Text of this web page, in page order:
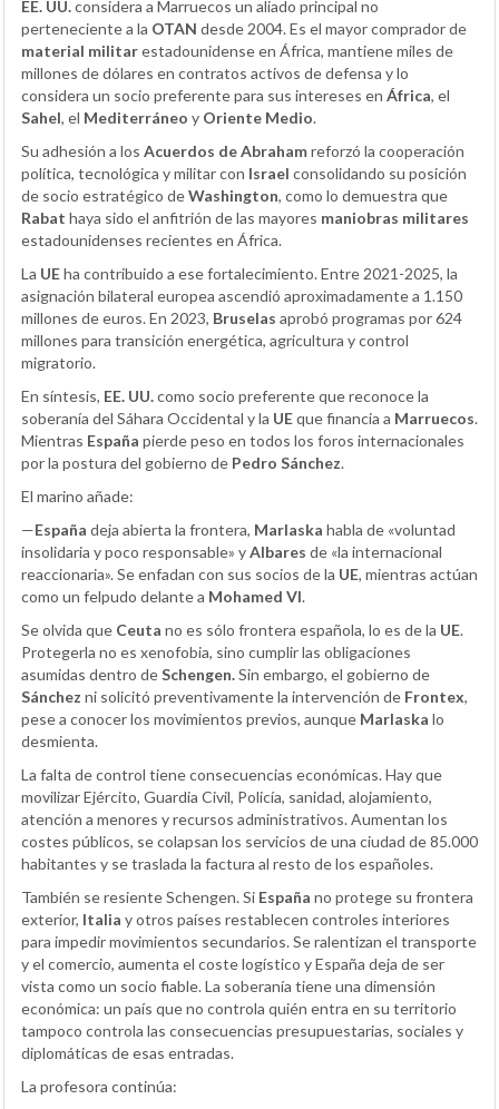
EE. UU.considera a Marruecos un aliado principal no
perteneciente a la OTAN desde 2004. Es el mayor comprador de
material militarestadounidense en África, mantiene miles de
millones de dólares en contratos activos de defensa y lo
considera un socio preferente para sus intereses en África, el
Sahel, el Mediterráneo y Oriente Medio.
Su adhesión a los Acuerdos de Abrahamreforzó la cooperación
política, tecnológica y militar con Israel consolidando su posición
de socio estratégico deWashington, como lo demuestra que
Rabat haya sido el anfitrión de las mayores maniobras militares
estadounidenses recientes en África.
La UEha contribuido a ese fortalecimiento. Entre 2021-2025, la
asignación bilateral europea ascendió aproximadamente a 1.150
millones de euros. En 2023, Bruselas aprobó programas por 624
millones para transición energética, agricultura y control
migratorio.
En síntesis, EE. UU.como socio preferente que reconoce la
soberanía del Sáhara Occidental y la UEque financia a Marruecos.
Mientras España pierde peso en todos los foros internacionales
por la postura del gobierno de Pedro Sánchez.
El marino añade:
—España deja abierta la frontera, Marlaska habla de «voluntad
insolidaria y poco responsable» yAlbares de «la internacional
reaccionaria». Se enfadan con sus socios de la UE, mientras actúan
como un felpudo delante a Mohamed VI.
Se olvida que Ceuta no es sólo frontera española, lo es de la UE.
Protegerla no es xenofobia, sino cumplir las obligaciones
asumidas dentro deSchengen.Sin embargo, el gobierno de
Sánchez ni solicitó preventivamente la intervención de Frontex,
pese a conocer los movimientos previos, aunque Marlaska lo
desmienta.
La falta de control tiene consecuencias económicas. Hay que
movilizar Ejército, Guardia Civil, Policía, sanidad, alojamiento,
atención a menores y recursos administrativos. Aumentan los
costes públicos, se colapsan los servicios de una ciudad de 85.000
habitantes y se traslada la factura al resto de los españoles.
También se resiente Schengen. Si España no protege su frontera
exterior, Italia y otros países restablecen controles interiores
para impedir movimientos secundarios. Se ralentizan el transporte
y el comercio, aumenta el coste logístico y España deja de ser
vista como un socio fiable. La soberanía tiene una dimensión
económica: un país que no controla quién entra en su territorio
tampoco controla las consecuencias presupuestarias, sociales y
diplomáticas de esas entradas.
La profesora continúa: